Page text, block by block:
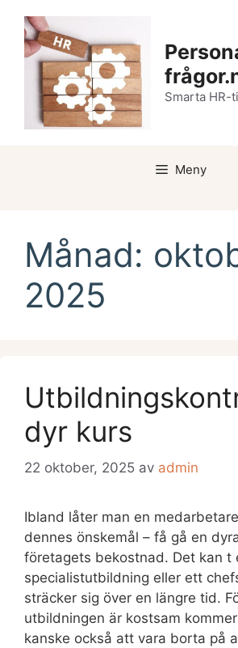
innehåll
Smarta HR-
Meny
Månad:
2025
dyr kurs
22 oktober, 2025 av admin
Ibland låter man en
dennes önskemål – få gå en
företagets bekostnad. Det kan t
specialistutbildning eller ett
sträcker sig över en längre tid.
utbildningen är kostsam
kanske också att vara borta på